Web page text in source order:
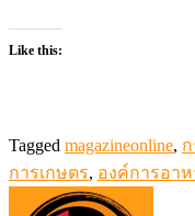
Like this:
Tagged magazineonline,
การเกษตร, องค์การอา